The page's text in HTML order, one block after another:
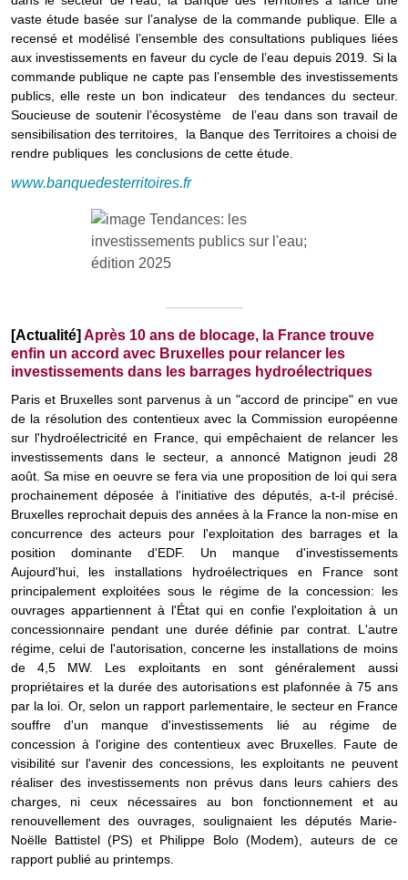
vaste étude basée sur l’analyse de la commande publique. Elle a
recensé et modélisé l’ensemble des consultations publiques liées
aux investissements en faveur du cycle de l’eau depuis 2019. Si la
commande publique ne capte pas l’ensemble des investissements
publics, elle reste un bon indicateur des tendances du secteur.
Soucieuse de soutenir l’écosystème de l’eau dans son travail de
sensibilisation des territoires, la Banque des Territoires a choisi de
rendre publiques les conclusions de cette étude.
www.banquedesterritoires.fr
[Actualité] Après 10 ans de blocage, la France trouve
enfin un accord avec Bruxelles pour relancer les
investissements dans les barrages hydroélectriques
Paris et Bruxelles sont parvenus à un "accord de principe" en vue
de la résolution des contentieux avec la Commission européenne
sur l'hydroélectricité en France, qui empêchaient de relancer les
investissements dans le secteur, a annoncé Matignon jeudi 28
août. Sa mise en oeuvre se fera via une proposition de loi qui sera
prochainement déposée à l'initiative des députés, a-t-il précisé.
Bruxelles reprochait depuis des années à la France la non-mise en
concurrence des acteurs pour l'exploitation des barrages et la
position dominante d'EDF. Un manque d'investissements
Aujourd'hui, les installations hydroélectriques en France sont
principalement exploitées sous le régime de la concession: les
ouvrages appartiennent à l'État qui en confie l'exploitation à un
concessionnaire pendant une durée définie par contrat. L'autre
régime, celui de l'autorisation, concerne les installations de moins
de 4,5 MW. Les exploitants en sont généralement aussi
propriétaires et la durée des autorisations est plafonnée à 75 ans
par la loi. Or, selon un rapport parlementaire, le secteur en France
souffre d'un manque d'investissements lié au régime de
concession à l'origine des contentieux avec Bruxelles. Faute de
visibilité sur l'avenir des concessions, les exploitants ne peuvent
réaliser des investissements non prévus dans leurs cahiers des
charges, ni ceux nécessaires au bon fonctionnement et au
renouvellement des ouvrages, soulignaient les députés Marie-
Noëlle Battistel (PS) et Philippe Bolo (Modem), auteurs de ce
rapport publié au printemps.